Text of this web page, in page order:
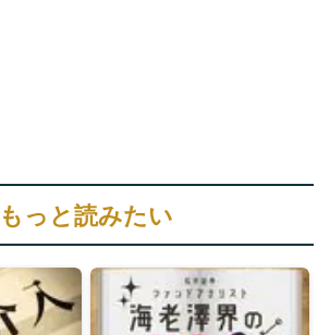
もっと読みたい